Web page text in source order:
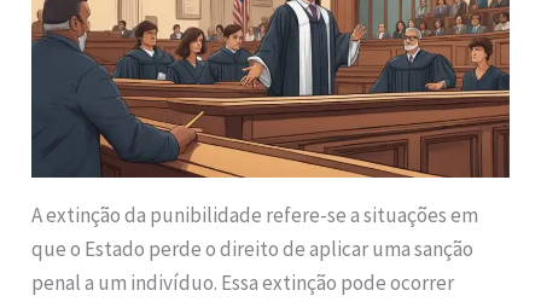
A extinção da punibilidade refere-se a situações em
que o Estado perde o direito de aplicar uma sanção
penal a um indivíduo. Essa extinção pode ocorrer